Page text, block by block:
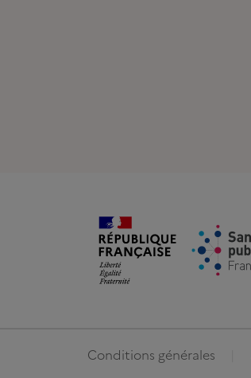
Conditions générales